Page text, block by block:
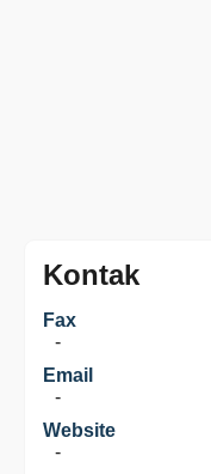
Kontak
Fax
-
Email
-
Website
-